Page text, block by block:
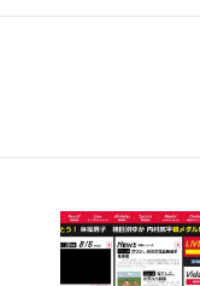
面昇降 強化ナイロン樹